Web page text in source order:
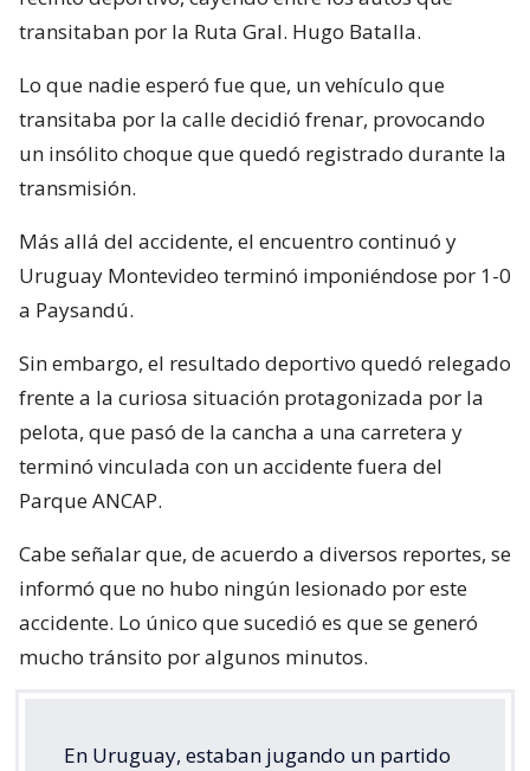
transitaban por la Ruta Gral. Hugo Batalla.
Lo que nadie esperó fue que, un vehículo que
transitaba por la calle decidió frenar, provocando
un insólito choque que quedó registrado durante la
transmisión.
Más allá del accidente, el encuentro continuó y
Uruguay Montevideo terminó imponiéndose por 1-0
a Paysandú.
Sin embargo, el resultado deportivo quedó relegado
frente a la curiosa situación protagonizada por la
pelota, que pasó de la cancha a una carretera y
terminó vinculada con un accidente fuera del
Parque ANCAP.
Cabe señalar que, de acuerdo a diversos reportes, se
informó que no hubo ningún lesionado por este
accidente. Lo único que sucedió es que se generó
mucho tránsito por algunos minutos.
En Uruguay, estaban jugando un partido